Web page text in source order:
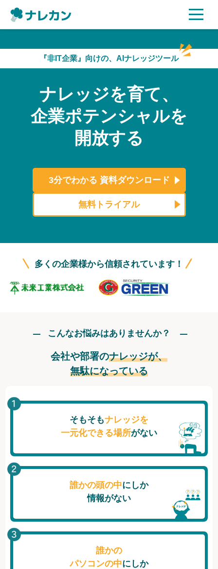
AI機能
ご利用企業様の声
セキュリティ
よくある質問
資料ダウンロード
ログイン
『非IT企業』向けの、AIナレッジツール
ナレッジを育て、
企業ポテンシャルを
開放する
3分でわかる 資料ダウンロード
無料トライアル
多くの企業様から信頼されています！
こんなお悩みはありませんか？
会社や部署のナレッジが、
無駄になっている
そもそもナレッジを
一元化できる場所がない
誰かの頭の中にしか
情報がない
誰かの
パソコンの中にしか